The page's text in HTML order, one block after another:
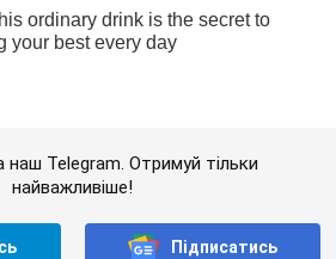
наш Telegram. Отримуй тільки
найважливіше!
Підписатись